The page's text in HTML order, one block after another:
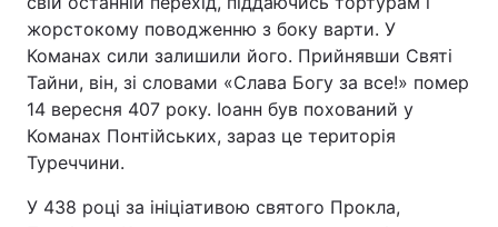
жорстокому поводженню з боку варти. У
Команах сили залишили його. Прийнявши Святі
Тайни, він, зі словами «Слава Богу за все!» помер
14 вересня 407 року. Іоанн був похований у
Команах Понтійських, зараз це територія
Туреччини.
У 438 році за ініціативою святого Прокла,